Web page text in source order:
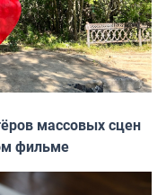
массовых сцен
фильме